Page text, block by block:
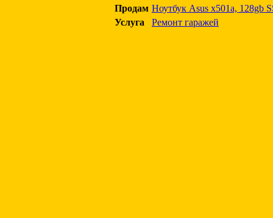
Продам Ноутбук Asus x501a, 128gb
Услуга
Ремонт гаражей